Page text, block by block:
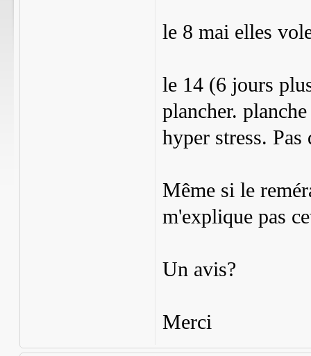
le 8 mai elles
le 14 (6 jours
plancher.
hyper stress.
Même si le
m'explique pas
Un avis?
Merci